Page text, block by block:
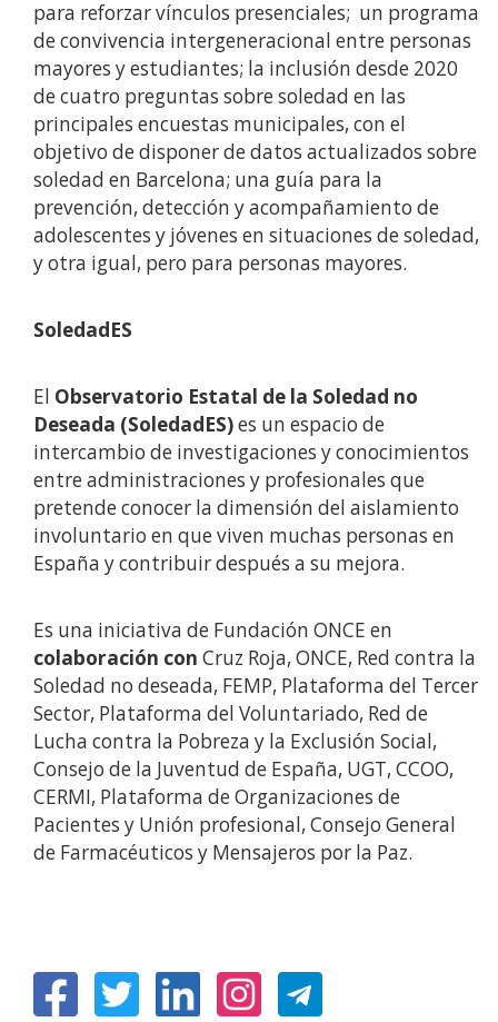
para reforzar vínculos presenciales; un programa
de convivencia intergeneracional entre personas
mayores y estudiantes; la inclusión desde 2020
de cuatro preguntas sobre soledad en las
principales encuestas municipales, con el
objetivo de disponer de datos actualizados sobre
soledad en Barcelona; una guía para la
prevención, detección y acompañamiento de
adolescentes y jóvenes en situaciones de soledad,
y otra igual, pero para personas mayores.
SoledadES
El Observatorio Estatal de la Soledad no
Deseada (SoledadES)es un espacio de
intercambio de investigaciones y conocimientos
entre administraciones y profesionales que
pretende conocer la dimensión del aislamiento
involuntario en que viven muchas personas en
España y contribuir después a su mejora.
Es una iniciativa de Fundación ONCE en
colaboración con Cruz Roja, ONCE, Red contra la
Soledad no deseada, FEMP, Plataforma del Tercer
Sector, Plataforma del Voluntariado, Red de
Lucha contra la Pobreza y la Exclusión Social,
Consejo de la Juventud de España, UGT, CCOO,
CERMI, Plataforma de Organizaciones de
Pacientes y Unión profesional, Consejo General
de Farmacéuticos y Mensajeros por la Paz.